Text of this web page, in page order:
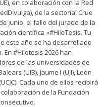
en colaboración con la Red
de la sectorial Crue
junio, el fallo del jurado de la
científica «#HiloTesis. Tu
este año se ha desarrollado
#Hilotesis 2026 han
de las universidades de
(UIB), Jaume I (UJI), León
Cada uno de ellos recibirá
de la Fundación